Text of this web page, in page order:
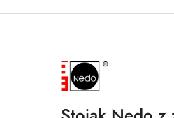
NAZWA
PRODUCENTA:
NEDO